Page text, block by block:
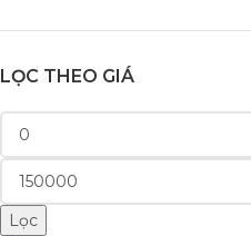
LỌC THEO GIÁ
Lọc